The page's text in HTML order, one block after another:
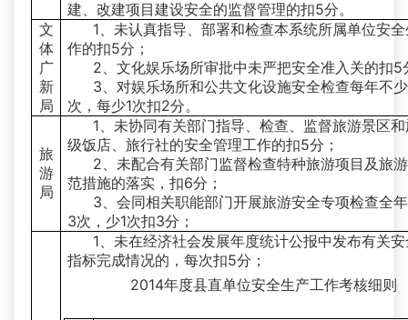
建、改建项目建设安全的监督管理的扣5分。
文
体
广
新
局
1、未认真指导、部署和检查本系统所属单位安
作的扣5分；
2、文化娱乐场所审批中未严把安全准入关的扣5
3、对娱乐场所和公共文化设施安全检查每年不
次，每少1次扣2分。
旅
游
局
1、未协同有关部门指导、检查、监督旅游景区
级饭店、旅行社的安全管理工作的扣5分；
2、未配合有关部门监督检查特种旅游项目及旅
范措施的落实，扣6分；
3、会同相关职能部门开展旅游安全专项检查全
3次，少1次扣3分；
1、未在经济社会发展年度统计公报中发布有关
指标完成情况的，每次扣5分；
2014年度县直单位安全生产工作考核细则